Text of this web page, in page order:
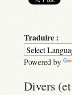
Traduire :
Powered by
Divers